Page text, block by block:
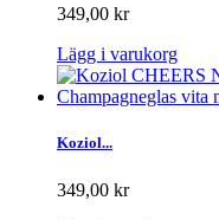
349,00 kr
Lägg i varukorg
Koziol...
349,00 kr